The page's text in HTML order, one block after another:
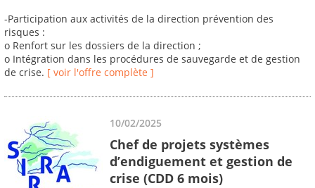
-Participation aux activités de la direction prévention des
risques :
o Renfort sur les dossiers de la direction ;
o Intégration dans les procédures de sauvegarde et de gestion
de crise. [ voir l'offre complète ]
10/02/2025
Chef de projets systèmes
d’endiguement et gestion de
crise (CDD 6 mois)